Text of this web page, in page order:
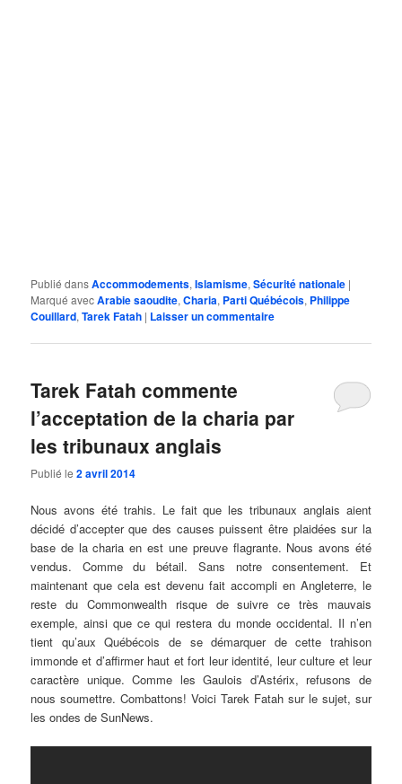
Publié dansAccommodements,Islamisme,Sécurité nationale |
Marqué avecArabie saoudite,Charia, Parti Québécois, Philippe
Couillard,Tarek Fatah | Laisser un commentaire
Tarek Fatah commente
l’acceptation de la charia par
les tribunaux anglais
Publié le2 avril 2014
Nous avons été trahis. Le fait que les tribunaux anglais aient
décidé d’accepter que des causes puissent être plaidées sur la
base de la charia en est une preuve flagrante. Nous avons été
vendus. Comme du bétail. Sans notre consentement. Et
maintenant que cela est devenu fait accompli en Angleterre, le
reste du Commonwealth risque de suivre ce très mauvais
exemple, ainsi que ce qui restera du monde occidental. Il n’en
tient qu’aux Québécois de se démarquer de cette trahison
immonde et d’affirmer haut et fort leur identité, leur culture et leur
caractère unique. Comme les Gaulois d’Astérix, refusons de
nous soumettre. Combattons! Voici Tarek Fatah sur le sujet, sur
les ondes de SunNews.